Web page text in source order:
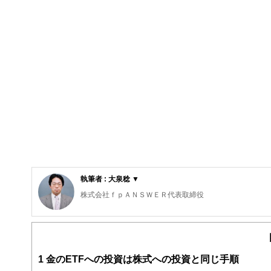
執筆者 : 大泉稔 ▼
株式会社ｆｐＡＮＳＷＥＲ代表取締役
専門学校東京スクールオブビジネス非常勤講師
刑務所職員、電鉄系タクシー会社事故係、社会保険庁ね
以上のリタイアメント層と３０〜５０歳代の独身女性か
1 金のETFへの投資は株式への投資と同じ手順